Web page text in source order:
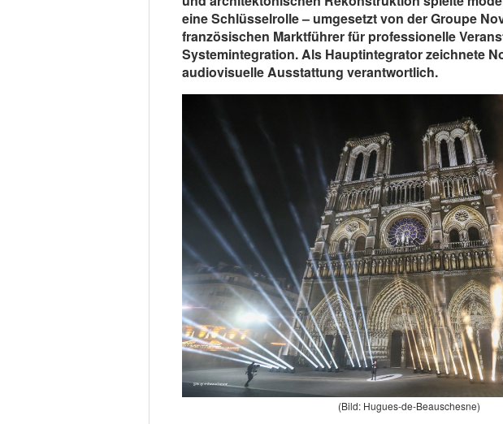
eine Schlüsselrolle – umgesetzt von der Groupe
französischen Marktführer für professionelle
Systemintegration. Als Hauptintegrator zeichnete
audiovisuelle Ausstattung verantwortlich.
(Bild: Hugues-de-Beauschesne)